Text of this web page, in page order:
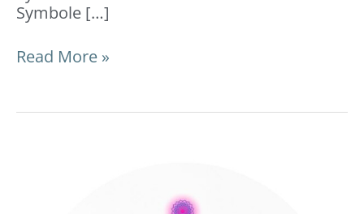
Symbole […]
Read More »